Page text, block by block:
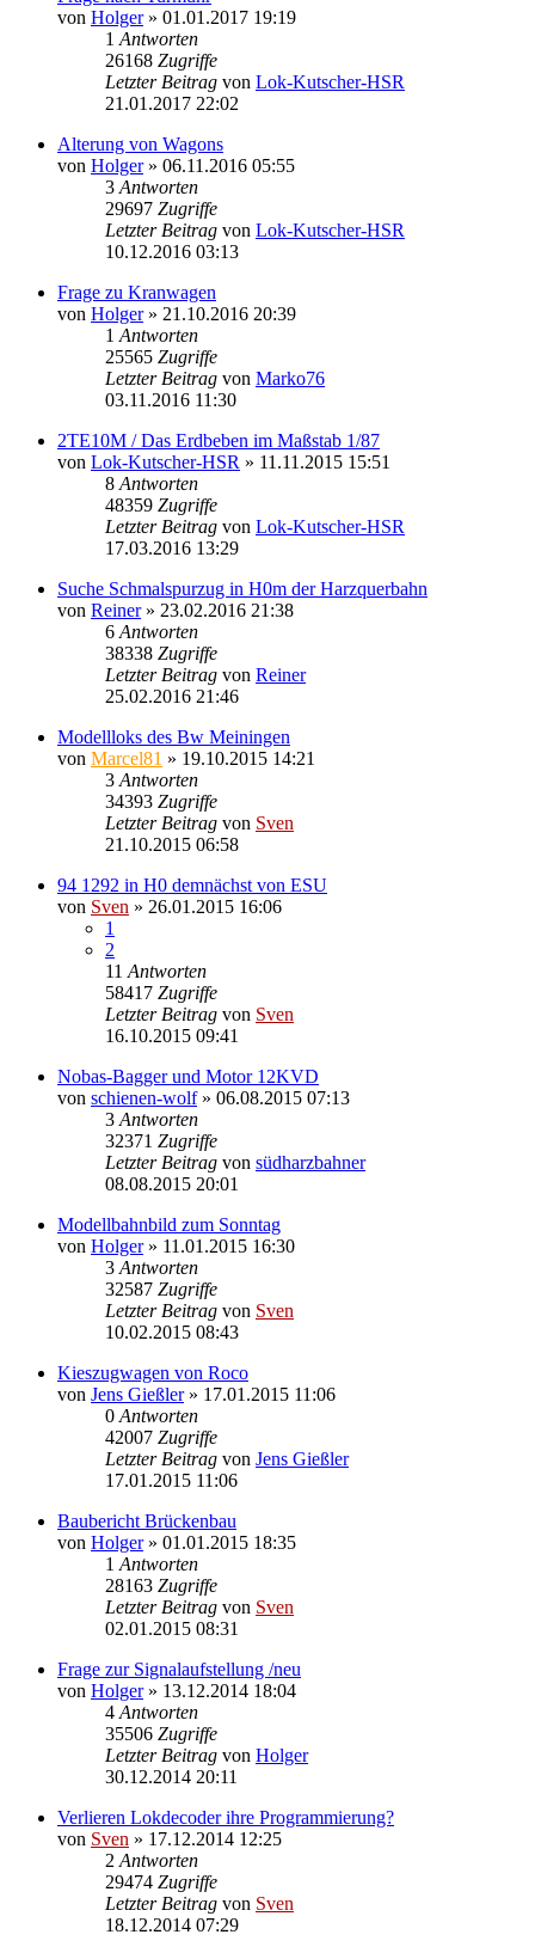
von Holger» 01.01.2017 19:19
1 Antworten
26168 Zugriffe
Letzter Beitrag von Lok-Kutscher-HSR
21.01.2017 22:02
Alterung von Wagons
von Holger» 06.11.2016 05:55
3 Antworten
29697 Zugriffe
Letzter Beitrag von Lok-Kutscher-HSR
10.12.2016 03:13
Frage zu Kranwagen
von Holger» 21.10.2016 20:39
1 Antworten
25565 Zugriffe
Letzter Beitrag von Marko76
03.11.2016 11:30
2TE10M / Das Erdbeben im Maßstab 1/87
von Lok-Kutscher-HSR » 11.11.2015 15:51
8 Antworten
48359 Zugriffe
Letzter Beitrag von Lok-Kutscher-HSR
17.03.2016 13:29
Suche Schmalspurzug in H0m der Harzquerbahn
von Reiner» 23.02.2016 21:38
6 Antworten
38338 Zugriffe
Letzter Beitrag von Reiner
25.02.2016 21:46
Modellloks des Bw Meiningen
von Marcel81 » 19.10.2015 14:21
3 Antworten
34393 Zugriffe
Letzter Beitrag von Sven
21.10.2015 06:58
94 1292 in H0 demnächst von ESU
von Sven » 26.01.2015 16:06
1
2
11 Antworten
58417 Zugriffe
Letzter Beitrag von Sven
16.10.2015 09:41
Nobas-Bagger und Motor 12KVD
von schienen-wolf» 06.08.2015 07:13
3 Antworten
32371 Zugriffe
Letzter Beitrag von südharzbahner
08.08.2015 20:01
Modellbahnbild zum Sonntag
von Holger» 11.01.2015 16:30
3 Antworten
32587 Zugriffe
Letzter Beitrag von Sven
10.02.2015 08:43
Kieszugwagen von Roco
von Jens Gießler» 17.01.2015 11:06
0 Antworten
42007 Zugriffe
Letzter Beitrag von Jens Gießler
17.01.2015 11:06
Baubericht Brückenbau
von Holger» 01.01.2015 18:35
1 Antworten
28163 Zugriffe
Letzter Beitrag von Sven
02.01.2015 08:31
Frage zur Signalaufstellung /neu
von Holger» 13.12.2014 18:04
4 Antworten
35506 Zugriffe
Letzter Beitrag von Holger
30.12.2014 20:11
Verlieren Lokdecoder ihre Programmierung?
von Sven » 17.12.2014 12:25
2 Antworten
29474 Zugriffe
Letzter Beitrag von Sven
18.12.2014 07:29